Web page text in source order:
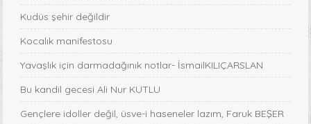
Kudüs şehir değildir
Kocalık manifestosu
Yavaşlık için darmadağınık notlar- İsmailKILIÇARSLAN
Bu kandil gecesi Ali Nur KUTLU
Gençlere idoller değil, üsve-i haseneler lazım, Faruk BEŞER